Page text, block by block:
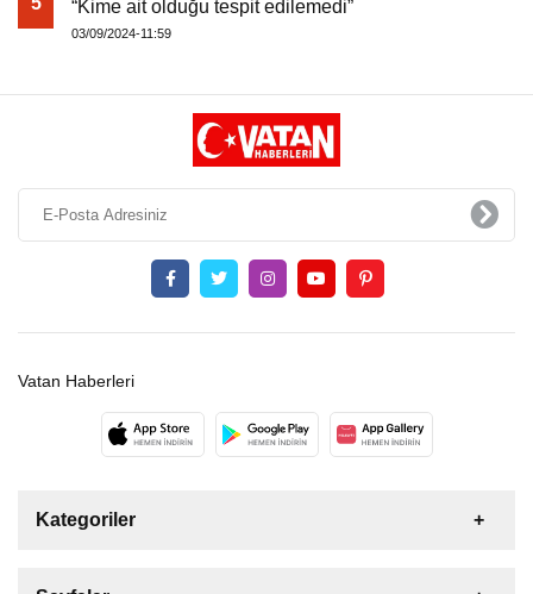
“Kime ait olduğu tespit edilemedi”
03/09/2024-11:59
Vatan Haberleri
Kategoriler